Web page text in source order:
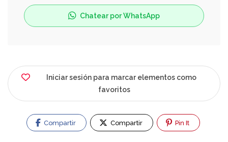
Chatear por WhatsApp
Iniciar sesión para marcar elementos como
favoritos
Compartir Compartir Pin It